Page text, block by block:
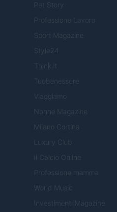
Pet Story
Professione Lavoro
Sport Magazine
Style24
Think.it
Tuobenessere
Viaggiamo
Nonne Magazine
Milano Cortina
Luxury Club
Il Calcio Online
Professione mamma
World Music
Investimenti Magazine